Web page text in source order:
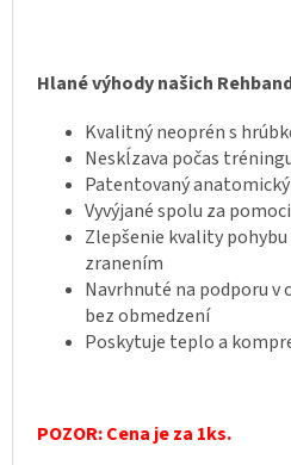
Hlané výhody našich
Kvalitný neoprén s
Neskĺzava počas
Patentovaný
Vyvýjané spolu za
Zlepšenie kvality pohybu
zranením
Navrhnuté na podporu v
bez obmedzení
Poskytuje teplo a
POZOR: Cena je za 1ks.